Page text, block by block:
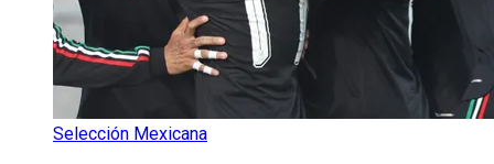
Selección Mexicana